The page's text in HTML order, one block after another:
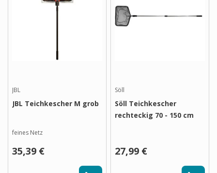
JBL
JBL Teichkescher M grob
feines Netz
35,39 €
Söll
Söll Teichkescher
rechteckig 70 - 150 cm
27,99 €